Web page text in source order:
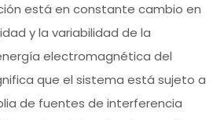
está en constante cambio en
y la variabilidad de la
electromagnética del
que el sistema está sujeto a
de fuentes de interferencia